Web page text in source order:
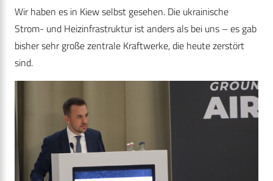
Wir haben es in Kiew selbst gesehen. Die ukrainische
Strom- und Heizinfrastruktur ist anders als bei uns – es gab
bisher sehr große zentrale Kraftwerke, die heute zerstört
sind.